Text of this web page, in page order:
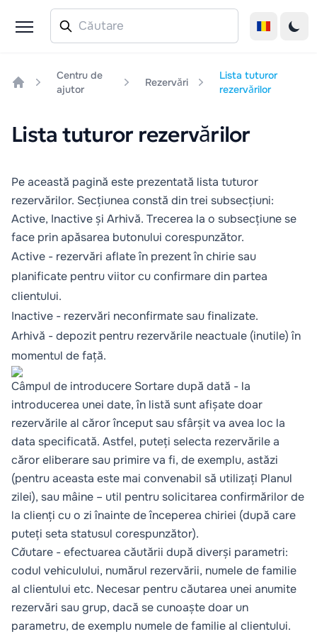
Centru de
ajutor
Rezervări
Lista tuturor
rezervărilor
Lista tuturor rezervărilor
Pe această pagină este prezentată lista tuturor
rezervărilor. Secțiunea constă din trei subsecțiuni:
Active, Inactive și Arhivă. Trecerea la o subsecțiune se
face prin apăsarea butonului corespunzător.
Active - rezervări aflate în prezent în chirie sau
planificate pentru viitor cu confirmare din partea
clientului.
Inactive - rezervări neconfirmate sau finalizate.
Arhivă - depozit pentru rezervările neactuale (inutile) în
momentul de față.
Câmpul de introducere Sortare după dată - la
introducerea unei date, în listă sunt afișate doar
rezervările al căror început sau sfârșit va avea loc la
data specificată. Astfel, puteți selecta rezervările a
căror eliberare sau primire va fi, de exemplu, astăzi
(pentru aceasta este mai convenabil să utilizați Planul
zilei), sau mâine – util pentru solicitarea confirmărilor de
la clienți cu o zi înainte de începerea chiriei (după care
puteți seta statusul corespunzător).
Căutare - efectuarea căutării după diverși parametri:
codul vehiculului, numărul rezervării, numele de familie
al clientului etc. Necesar pentru căutarea unei anumite
rezervări sau grup, dacă se cunoaște doar un
parametru, de exemplu numele de familie al clientului.